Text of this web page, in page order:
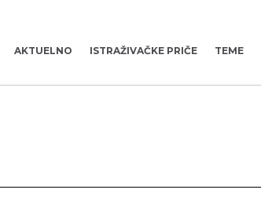
AKTUELNO ISTRAŽIVAČKE PRIČE TEME